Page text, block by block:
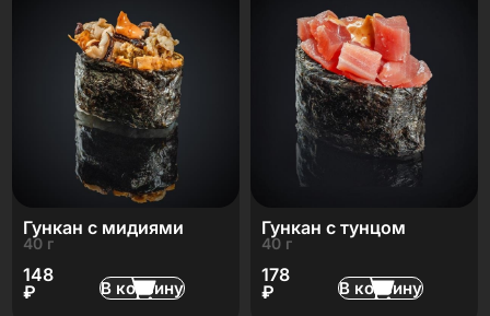
Гункан с мидиями
40 г
148
₽
В корзину
Гункан с тунцом
40 г
178
₽
В корзину